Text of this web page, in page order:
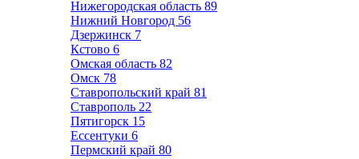
Нижегородская область 89
Нижний Новгород 56
Дзержинск 7
Кстово 6
Омская область 82
Омск 78
Ставропольский край 81
Ставрополь 22
Пятигорск 15
Ессентуки 6
Пермский край 80